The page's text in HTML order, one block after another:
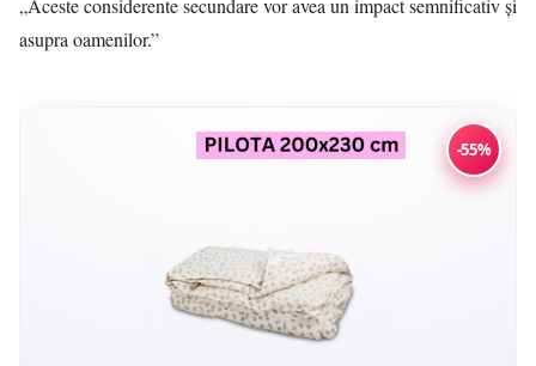
„Aceste considerente secundare vor avea un impact semnificativ și
asupra oamenilor.”
-55%